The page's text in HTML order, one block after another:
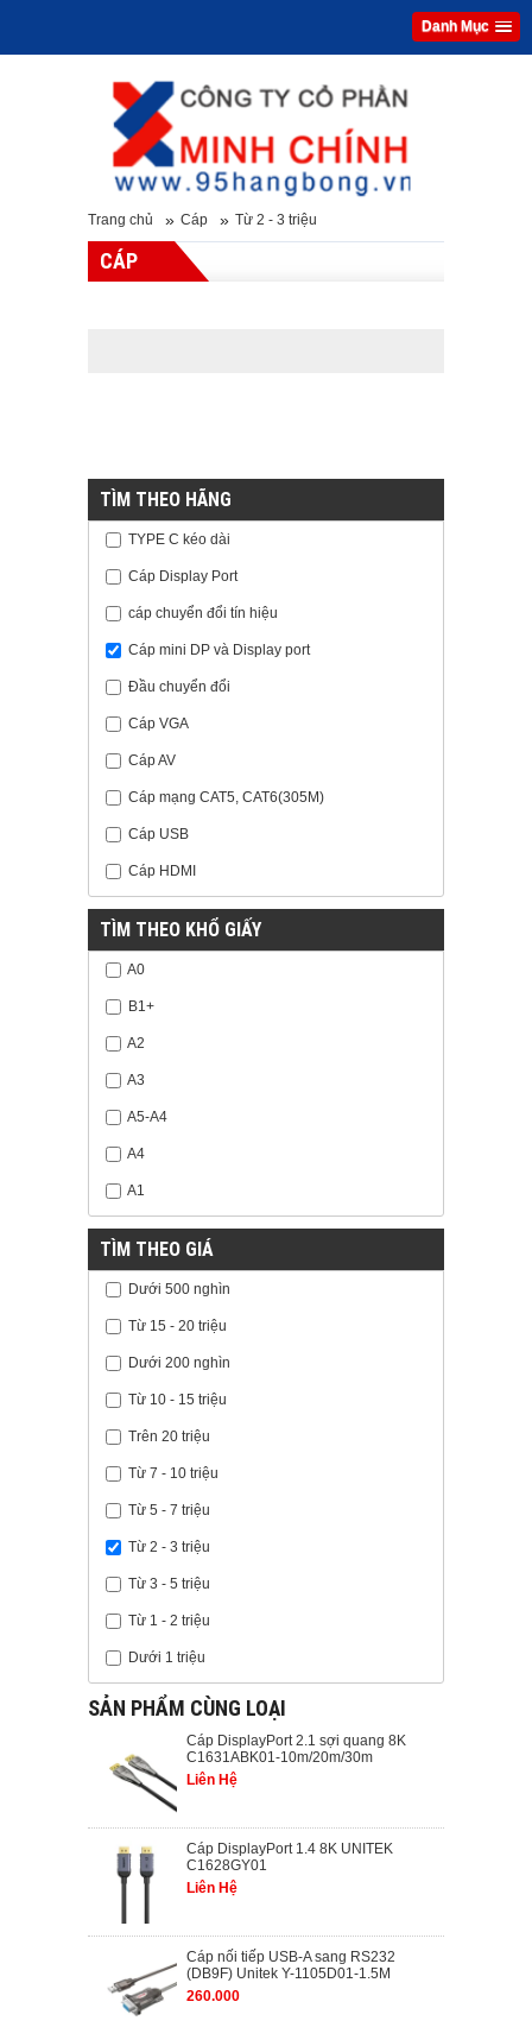
Danh Mục
Trang chủ » Cáp » Từ 2 - 3 triệu
CÁP
TÌM THEO HÃNG
TYPE C kéo dài
Cáp Display Port
cáp chuyển đổi tín hiệu
Cáp mini DP và Display port
Đầu chuyển đổi
Cáp VGA
Cáp AV
Cáp mạng CAT5, CAT6(305M)
Cáp USB
Cáp HDMI
TÌM THEO KHỔ GIẤY
A0
B1+
A2
A3
A5-A4
A4
A1
TÌM THEO GIÁ
Dưới 500 nghìn
Từ 15 - 20 triệu
Dưới 200 nghìn
Từ 10 - 15 triệu
Trên 20 triệu
Từ 7 - 10 triệu
Từ 5 - 7 triệu
Từ 2 - 3 triệu
Từ 3 - 5 triệu
Từ 1 - 2 triệu
Dưới 1 triệu
SẢN PHẨM CÙNG LOẠI
Cáp DisplayPort 2.1 sợi quang 8K
C1631ABK01-10m/20m/30m
Liên Hệ
Cáp DisplayPort 1.4 8K UNITEK
C1628GY01
Liên Hệ
Cáp nối tiếp USB-A sang RS232
(DB9F) Unitek Y-1105D01-1.5M
260.000